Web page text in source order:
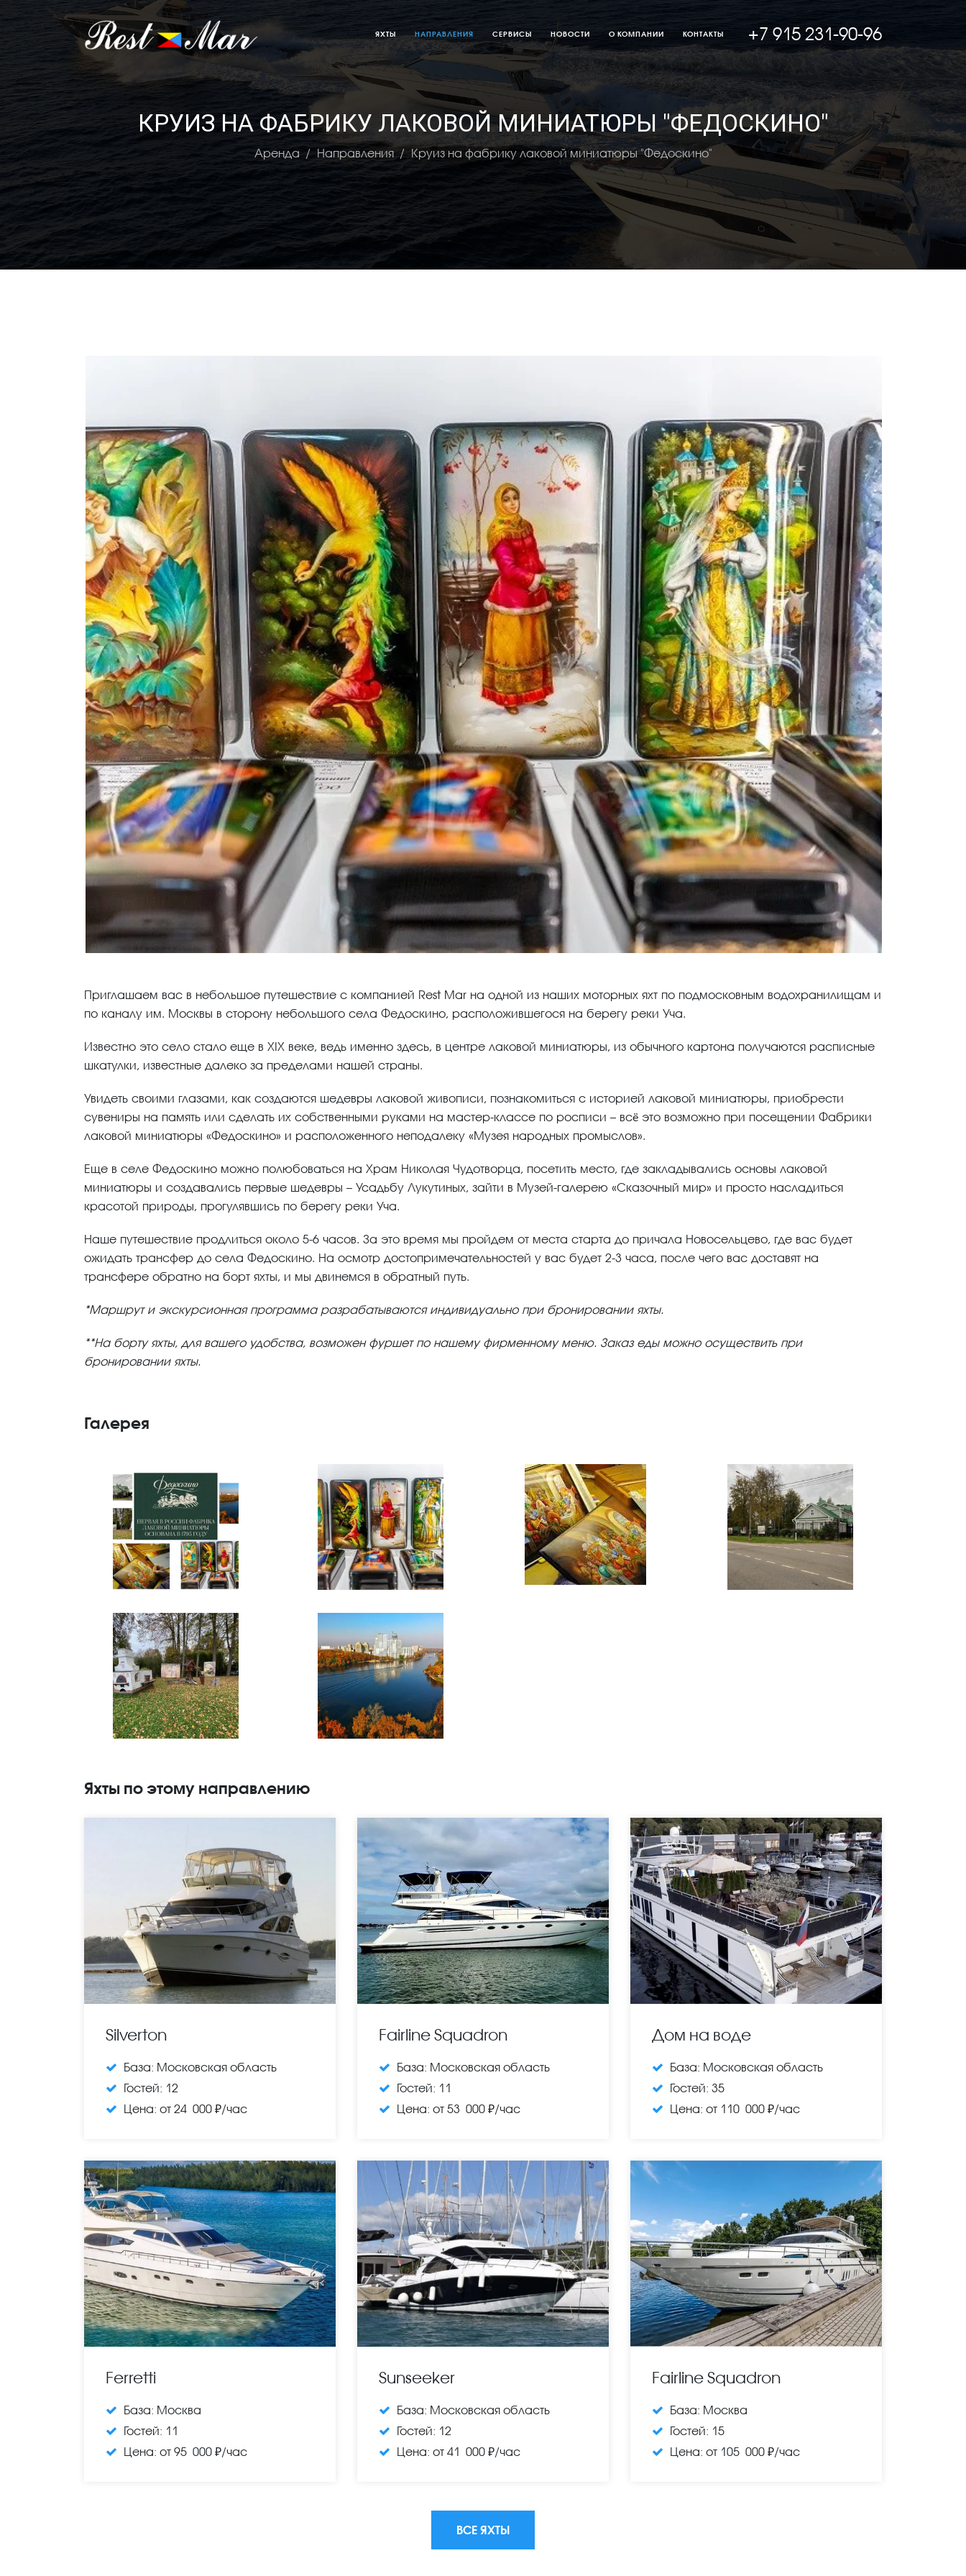
ЯХТЫ НАПРАВЛЕНИЯ СЕРВИСЫ НОВОСТИ О КОМПАНИИ КОНТАКТЫ +7 915 231-90-96
КРУИЗ НА ФАБРИКУ ЛАКОВОЙ МИНИАТЮРЫ "ФЕДОСКИНО"
Аренда Направления Круиз на фабрику лаковой миниатюры "Федоскино"
Приглашаем вас в небольшое путешествие с компанией Rest Mar на одной из наших моторных яхт по подмосковным водохранилищам и
по каналу им. Москвы в сторону небольшого села Федоскино, расположившегося на берегу реки Уча.
Известно это село стало еще в XIX веке, ведь именно здесь, в центре лаковой миниатюры, из обычного картона получаются расписные
шкатулки, известные далеко за пределами нашей страны.
Увидеть своими глазами, как создаются шедевры лаковой живописи, познакомиться с историей лаковой миниатюры, приобрести
сувениры на память или сделать их собственными руками на мастер-классе по росписи – всё это возможно при посещении Фабрики
лаковой миниатюры «Федоскино» и расположенного неподалеку «Музея народных промыслов».
Еще в селе Федоскино можно полюбоваться на Храм Николая Чудотворца, посетить место, где закладывались основы лаковой
миниатюры и создавались первые шедевры – Усадьбу Лукутиных, зайти в Музей-галерею «Сказочный мир» и просто насладиться
красотой природы, прогулявшись по берегу реки Уча.
Наше путешествие продлиться около 5-6 часов. За это время мы пройдем от места старта до причала Новосельцево, где вас будет
ожидать трансфер до села Федоскино. На осмотр достопримечательностей у вас будет 2-3 часа, после чего вас доставят на
трансфере обратно на борт яхты, и мы двинемся в обратный путь.
*Маршрут и экскурсионная программа разрабатываются индивидуально при бронировании яхты.
**На борту яхты, для вашего удобства, возможен фуршет по нашему фирменному меню. Заказ еды можно осуществить при
бронировании яхты.
Галерея
Яхты по этому направлению
Silverton
База: Московская область
Гостей: 12
Цена: от 24 000 ₽/час
Fairline Squadron
База: Московская область
Гостей: 11
Цена: от 53 000 ₽/час
Дом на воде
База: Московская область
Гостей: 35
Цена: от 110 000 ₽/час
Ferretti
База: Москва
Гостей: 11
Цена: от 95 000 ₽/час
Sunseeker
База: Московская область
Гостей: 12
Цена: от 41 000 ₽/час
Fairline Squadron
База: Москва
Гостей: 15
Цена: от 105 000 ₽/час
ВСЕ ЯХТЫ